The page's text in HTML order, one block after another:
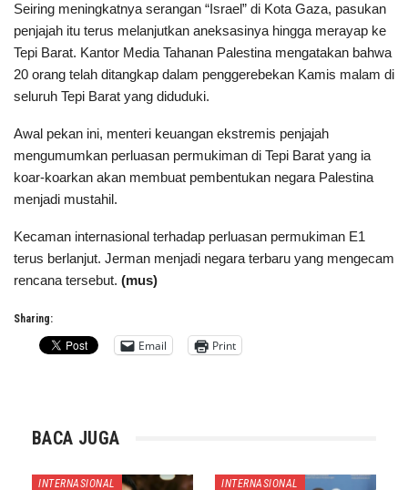
Seiring meningkatnya serangan “Israel” di Kota Gaza, pasukan
penjajah itu terus melanjutkan aneksasinya hingga merayap ke
Tepi Barat. Kantor Media Tahanan Palestina mengatakan bahwa
20 orang telah ditangkap dalam penggerebekan Kamis malam di
seluruh Tepi Barat yang diduduki.
Awal pekan ini, menteri keuangan ekstremis penjajah
mengumumkan perluasan permukiman di Tepi Barat yang ia
koar-koarkan akan membuat pembentukan negara Palestina
menjadi mustahil.
Kecaman internasional terhadap perluasan permukiman E1
terus berlanjut. Jerman menjadi negara terbaru yang mengecam
rencana tersebut. (mus)
Sharing:
Email Print
BACA JUGA
INTERNASIONAL INTERNASIONAL